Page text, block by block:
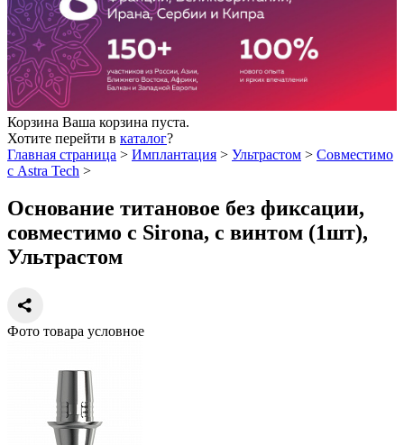
Корзина Ваша корзина пуста.
Хотите перейти в каталог?
Главная страница > Имплантация > Ультрастом > Совместимо
с Astra Tech >
Основание титановое без фиксации,
совместимо с Sirona, с винтом (1шт),
Ультрастом
Фото товара условное